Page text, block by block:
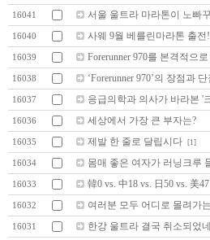
16041 서울 울트라 마라톤이 노빠
16040 사웨 9월 베를린마라톤 출전!
16039 Forerunner 970를 본격적으로
16038 ‘Forerunner 970’의 장점과 단
16037 응급의학과 의사가 바라본 '
16036 세상에서 가장 큰 부자는?
16035 제발 한 줄로 달립시다 [1]
16034 몸매 좋은 여자가 러닝크루
16033 韓0 vs. 中18 vs. 日50 vs. 美47
16032 여러분 모두 어디로 몰려가
16031 한강 울트라 결국 취소되었